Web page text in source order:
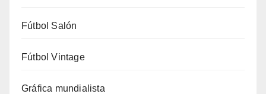
Fútbol Salón
Fútbol Vintage
Gráfica mundialista